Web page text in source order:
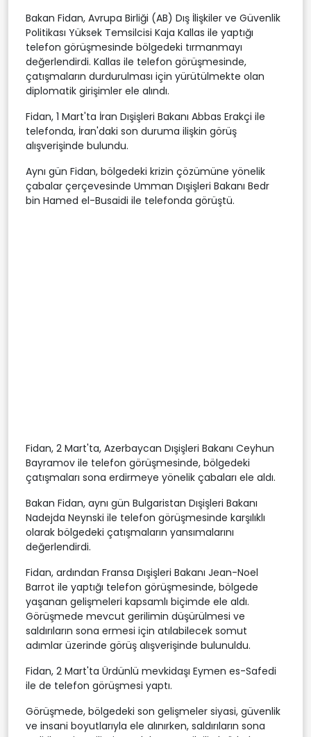
Bakan Fidan, Avrupa Birliği (AB) Dış İlişkiler ve Güvenlik
Politikası Yüksek Temsilcisi Kaja Kallas ile yaptığı
telefon görüşmesinde bölgedeki tırmanmayı
değerlendirdi. Kallas ile telefon görüşmesinde,
çatışmaların durdurulması için yürütülmekte olan
diplomatik girişimler ele alındı.
Fidan, 1 Mart'ta İran Dışişleri Bakanı Abbas Erakçi ile
telefonda, İran'daki son duruma ilişkin görüş
alışverişinde bulundu.
Aynı gün Fidan, bölgedeki krizin çözümüne yönelik
çabalar çerçevesinde Umman Dışişleri Bakanı Bedr
bin Hamed el-Busaidi ile telefonda görüştü.
Fidan, 2 Mart'ta, Azerbaycan Dışişleri Bakanı Ceyhun
Bayramov ile telefon görüşmesinde, bölgedeki
çatışmaları sona erdirmeye yönelik çabaları ele aldı.
Bakan Fidan, aynı gün Bulgaristan Dışişleri Bakanı
Nadejda Neynski ile telefon görüşmesinde karşılıklı
olarak bölgedeki çatışmaların yansımalarını
değerlendirdi.
Fidan, ardından Fransa Dışişleri Bakanı Jean-Noel
Barrot ile yaptığı telefon görüşmesinde, bölgede
yaşanan gelişmeleri kapsamlı biçimde ele aldı.
Görüşmede mevcut gerilimin düşürülmesi ve
saldırıların sona ermesi için atılabilecek somut
adımlar üzerinde görüş alışverişinde bulunuldu.
Fidan, 2 Mart'ta Ürdünlü mevkidaşı Eymen es-Safedi
ile de telefon görüşmesi yaptı.
Görüşmede, bölgedeki son gelişmeler siyasi, güvenlik
ve insani boyutlarıyla ele alınırken, saldırıların sona